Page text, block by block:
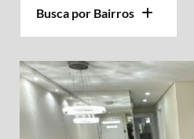
Busca por Bairros